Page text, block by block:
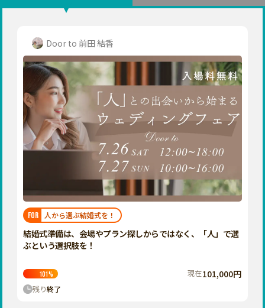
地域からさがす 北海道・東北
北海道
宮城
秋田
山形
関東
群馬
千葉
神奈川
東京
神奈川
新潟 富山 石川
長野
岐阜 静岡 愛知
三重 滋賀 京都
奈良
和歌山
中国
鳥取 島根 岡山 広島 山口
愛媛 高知
九州・沖縄
福岡 佐賀 長崎
宮崎
鹿児島 沖縄
Door to 前田 結香
FOR 人から選ぶ結婚式を！
結婚式準備は、会場やプラン探しからではなく、「人」で選
ぶという選択肢を！
101% 現在101,000円
残り終了